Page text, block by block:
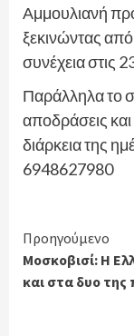
Αμμουλιανή
ξεκινώντας
συνέχεια στις
Παράλληλα το
αποδράσεις και
διάρκεια της
6948627980
Continue
Reading
Προηγούμενο
Μοσκοβισί: Η
και στα δυο της